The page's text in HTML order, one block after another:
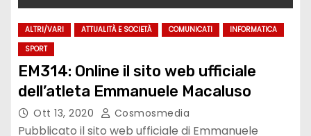
ALTRI/VARI ATTUALITÀ E SOCIETÀ COMUNICATI
INFORMATICA
SPORT
EM314: Online il sito web ufficiale
dell’atleta Emmanuele Macaluso
Ott 13, 2020 Cosmosmedia
Pubblicato il sito web ufficiale di Emmanuele